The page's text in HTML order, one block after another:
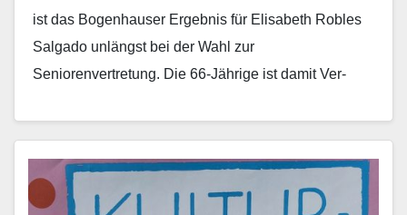
ist das Bogenhauser Ergebnis für Elisa­beth Robles
Salgado unlängst bei der Wahl zur
Seniorenvertretung. Die 66-Jährige ist damit Ver­
Mehr erfahren